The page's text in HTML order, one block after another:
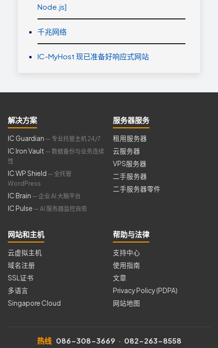
Node.js]
千兆网络
IC-MyHost 现已准备好响应式网站
解决方案
IC Guardian — 专业托管主机 24/7
IC Iron Vault — 数据备份与业务连续
性
IC WP Shield — 全托管
WordPress
IC Brain — 企业 AI 大脑平台
IC Pulse — AI 服务器监控自愈
服务器服务
租用服务器
云服务器
VPS服务器
二手服务器
二手服务器零件
网站和主机
云虚拟主机
域名注册
SSL证书
多语言
Singapore Cloud
帮助与法律
支持中心
使用指南
文章
Privacy Policy (PDPA)
网站地图
热线 086-308-3669 · 082-263-8558